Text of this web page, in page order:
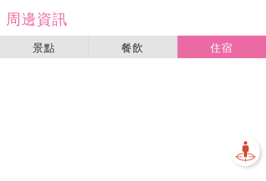
周邊資訊
景點 餐飲 住宿